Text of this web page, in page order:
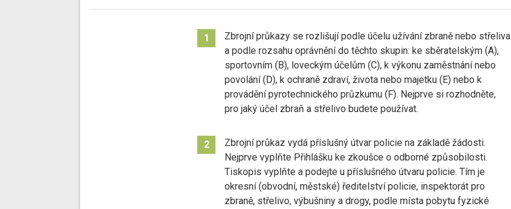
1
Zbrojní průkazy se rozlišují podle účelu užívání zbraně nebo střeliva
a podle rozsahu oprávnění do těchto skupin: ke sběratelským (A),
sportovním (B), loveckým účelům (C), k výkonu zaměstnání nebo
povolání (D), k ochraně zdraví, života nebo majetku (E) nebo k
provádění pyrotechnického průzkumu (F). Nejprve si rozhodněte,
pro jaký účel zbraň a střelivo budete používat.
2
Zbrojní průkaz vydá příslušný útvar policie na základě žádosti.
Nejprve vyplňte Přihlášku ke zkoušce o odborné způsobilosti.
Tiskopis vyplňte a podejte u příslušného útvaru policie. Tím je
okresní (obvodní, městské) ředitelství policie, inspektorát pro
zbraně, střelivo, výbušniny a drogy, podle místa pobytu fyzické